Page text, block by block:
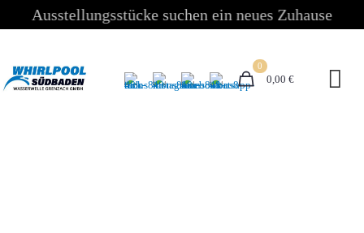
Ausstellungsstücke suchen ein neues Zuhause
0
0,00 €